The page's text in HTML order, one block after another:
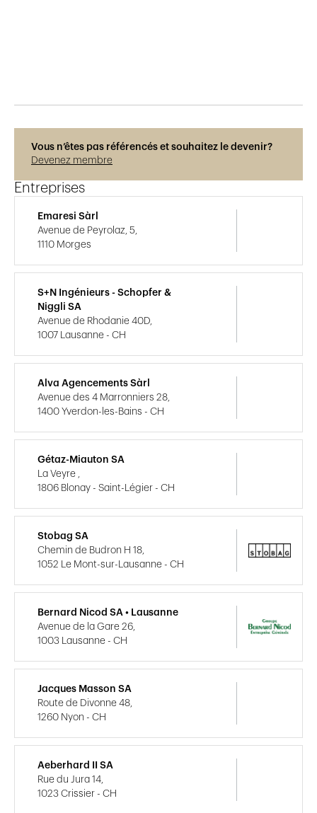
Vous n’êtes pas référencés et souhaitez le devenir?
Devenez membre
Entreprises
Emaresi Sàrl
Avenue de Peyrolaz, 5,
1110 Morges
S+N Ingénieurs - Schopfer &
Niggli SA
Avenue de Rhodanie 40D,
1007 Lausanne - CH
Alva Agencements Sàrl
Avenue des 4 Marronniers 28,
1400 Yverdon-les-Bains - CH
Gétaz-Miauton SA
La Veyre ,
1806 Blonay - Saint-Légier - CH
Stobag SA
Chemin de Budron H 18,
1052 Le Mont-sur-Lausanne - CH
Bernard Nicod SA • Lausanne
Avenue de la Gare 26,
1003 Lausanne - CH
Jacques Masson SA
Route de Divonne 48,
1260 Nyon - CH
Aeberhard II SA
Rue du Jura 14,
1023 Crissier - CH